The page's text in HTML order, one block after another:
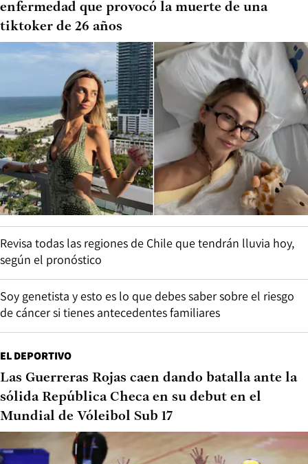
enfermedad que provocó la muerte de una
tiktoker de 26 años
Revisa todas las regiones de Chile que tendrán lluvia hoy,
según el pronóstico
Soy genetista y esto es lo que debes saber sobre el riesgo
de cáncer si tienes antecedentes familiares
EL DEPORTIVO
Las Guerreras Rojas caen dando batalla ante la
sólida República Checa en su debut en el
Mundial de Vóleibol Sub 17